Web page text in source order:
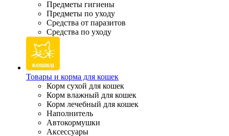
Предметы гигиены
Предметы по уходу
Средства от паразитов
Средства по уходу
Товары и корма для кошек
Корм сухой для кошек
Корм влажный для кошек
Корм лечебный для кошек
Наполнитель
Автокормушки
Аксессуары